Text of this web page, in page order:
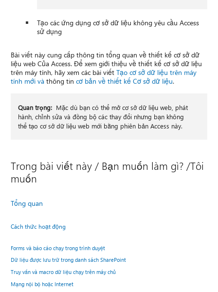
Tạo các ứng dụng cơ sở dữ liệu không yêu cầu Access
sử dụng
Bài viết này cung cấp thông tin tổng quan về thiết kế cơ sở dữ
liệu web Của Access. Để xem giới thiệu về thiết kế cơ sở dữ liệu
trên máy tính, hãy xem các bài viếtTạo cơ sở dữ liệu trên máy
tính mới và thông tincơ bản về thiết kế Cơ sở dữ liệu.
Quan trọng: Mặc dù bạn có thể mở cơ sở dữ liệu web, phát
hành, chỉnh sửa và đồng bộ các thay đổi nhưng bạn không
thể tạo cơ sở dữ liệu web mới bằng phiên bản Access này.
Trong bài viết này / Bạn muốn làm gì? /Tôi
muốn
Tổng quan
Cách thức hoạt động
Forms và báo cáo chạy trong trình duyệt
Dữ liệu được lưu trữ trong danh sách SharePoint
Truy vấn và macro dữ liệu chạy trên máy chủ
Mạng nội bộ hoặc Internet